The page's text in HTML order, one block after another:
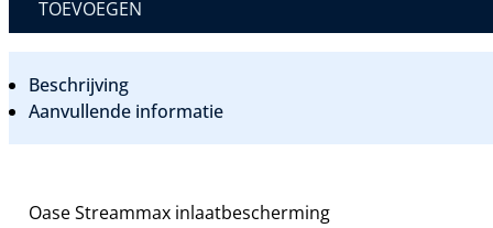
AANTAL
TOEVOEGEN
Beschrijving
Aanvullende informatie
Oase Streammax inlaatbescherming